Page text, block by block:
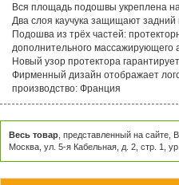
Вся площадь подошвы укреплена
Два слоя каучука защищают задний
Подошва из трёх частей:
дополнительного массажирующего
Новый узор протектора
Фирменный дизайн отображает
производство: Франция
Весь товар , представленный на сайте,
Москва, ул. 5-я Кабельная, д. 2, стр. 1,